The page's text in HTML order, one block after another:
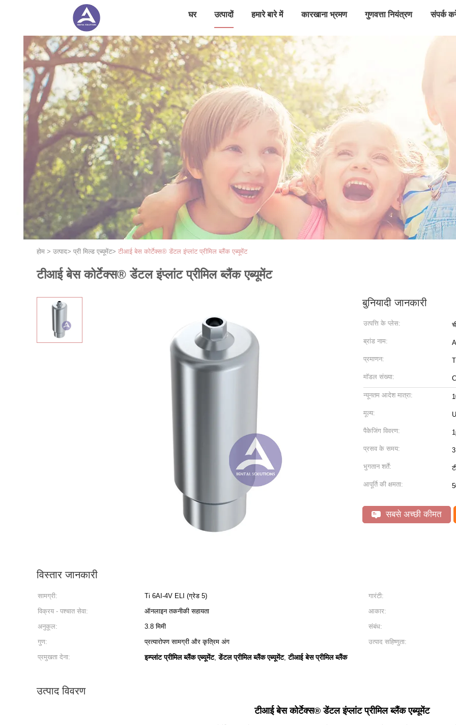
घर उत्पादों हमारे बारे में कारखाना भ्रमण गुणवत्ता नियंत्रण संपर्क
होम > उत्पाद> प्री मिल्ड एब्यूमेंट> टीआई बेस कोर्टेक्स® डेंटल इंप्लांट प्रीमिल ब्लैंक एब्यूमेंट
टीआई बेस कोर्टेक्स® डेंटल इंप्लांट प्रीमिल ब्लैंक एब्यूमेंट
बुनियादी जानकारी
उत्पत्ति के प्लेस:
ब्रांड नाम:
प्रमाणन:
मॉडल संख्या:
न्यूनतम आदेश मात्रा:
मूल्य:
पैकेजिंग विवरण:
प्रसव के समय:
भुगतान शर्तें:
आपूर्ति की क्षमता:
सबसे अच्छी कीमत
विस्तार जानकारी
सामग्री: Ti 6AI-4V ELI (ग्रेड 5) गारंटी:
विक्रय - पश्चात सेवा:
ऑनलाइन तकनीकी सहायता आकार:
अनुकूल:
3.8 मिमी संबंध:
गुण:
प्रत्यारोपण सामग्री और कृत्रिम अंग उत्पाद सहिष्णुता:
प्रमुखता देना:
इम्प्लांट प्रीमिल ब्लैंक एब्यूमेंट,डेंटल प्रीमिल ब्लैंक एब्यूमेंट,टीआई बेस प्रीमिल ब्लैंक
उत्पाद विवरण
टीआई बेस कोर्टेक्स® डेंटल इंप्लांट प्रीमिल ब्लैंक एब्यूमेंट